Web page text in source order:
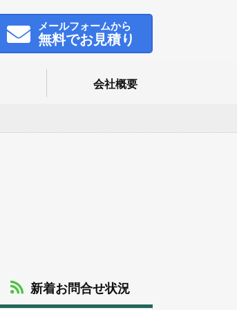
メールフォームから
無料でお見積り
会社概要
新着お問合せ状況